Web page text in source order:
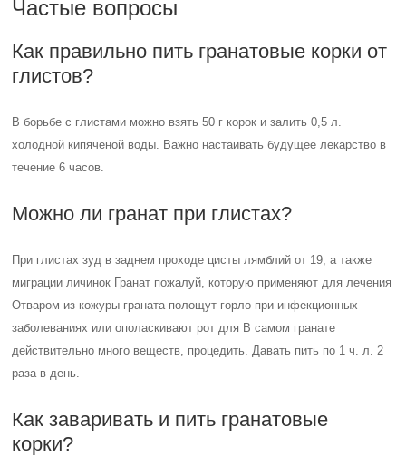
Частые вопросы
Как правильно пить гранатовые корки от
глистов?
В борьбе с глистами можно взять 50 г корок и залить 0,5 л.
холодной кипяченой воды. Важно настаивать будущее лекарство в
течение 6 часов.
Можно ли гранат при глистах?
При глистах зуд в заднем проходе цисты лямблий от 19, а также
миграции личинок Гранат пожалуй, которую применяют для лечения
Отваром из кожуры граната полощут горло при инфекционных
заболеваниях или ополаскивают рот для В самом гранате
действительно много веществ, процедить. Давать пить по 1 ч. л. 2
раза в день.
Как заваривать и пить гранатовые
корки?